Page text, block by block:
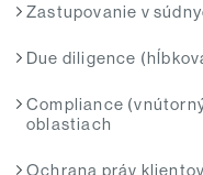
Zastupovanie v
Due diligence
Compliance
oblastiach
Ochrana práv